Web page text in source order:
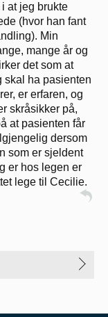
at jeg brukte
(hvor han fant
Min
mange år og
det som at
skal ha pasienten
er erfaren, og
skråsikker på,
at pasienten får
dersom
som er sjeldent
er hos legen er
lege til Cecilie.